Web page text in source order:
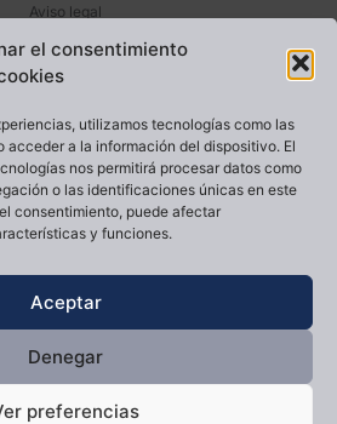
el consentimiento
utilizamos tecnologías como las
acceder a la información del dispositivo. El
nos permitirá procesar datos como
o las identificaciones únicas en este
consentimiento, puede afectar
y funciones.
Aceptar
Denegar
preferencias
Aviso legal
de cookies (UE)
la Política de privacidad
web livire.es